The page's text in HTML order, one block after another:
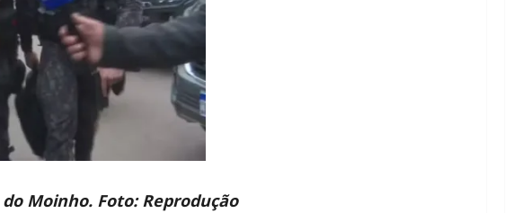
Moinho. Foto: Reprodução